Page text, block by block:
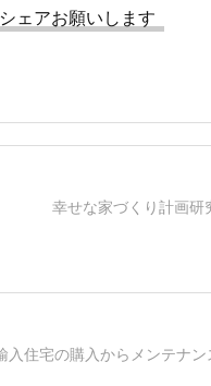
ェアお願いします
幸せな家づくり計画研
入住宅の購入からメンテナン